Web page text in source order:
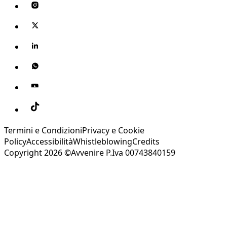
Termini e CondizioniPrivacy e Cookie
PolicyAccessibilitàWhistleblowingCredits
Copyright 2026 ©Avvenire P.Iva 00743840159